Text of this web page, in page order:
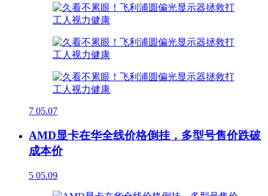
7 05.07
AMD显卡在华全线价格倒挂，多型号售价跌破
成本价
5 05.09